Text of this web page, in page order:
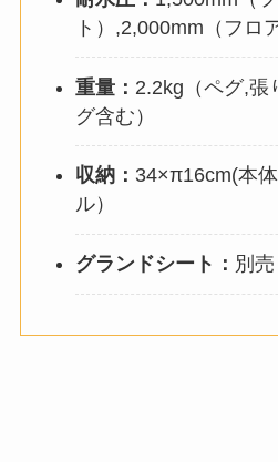
ト）,2,000mm（フロア
重量： 2.2kg（ペグ,張
グ含む）
収納： 34×π16cm(本
ル）
グランドシート： 別売